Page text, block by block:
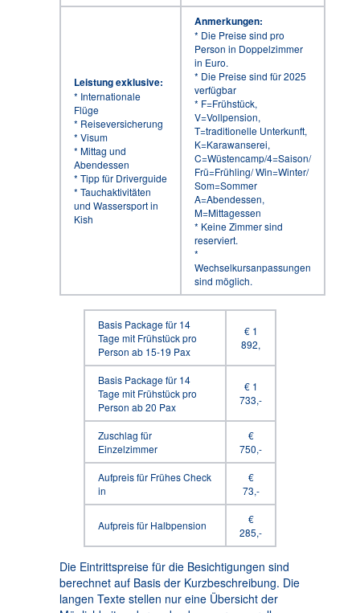
Leistung exklusive:
* Internationale
Flüge
* Reiseversicherung
* Visum
* Mittag und
Abendessen
* Tipp für Driverguide
* Tauchaktivitäten
und Wassersport in
Kish
Anmerkungen:
* Die Preise sind pro
Person in Doppelzimmer
in Euro.
* Die Preise sind für 2025
verfügbar
* F=Frühstück,
V=Vollpension,
T=traditionelle Unterkunft,
K=Karawanserei,
C=Wüstencamp/4=Saison/
Frü=Frühling/ Win=Winter/
Som=Sommer
A=Abendessen,
M=Mittagessen
* Keine Zimmer sind
reserviert.
*
Wechselkursanpassungen
sind möglich.
Basis Package für 14
Tage mit Frühstück pro
Person ab 15-19 Pax
€ 1
892,
Basis Package für 14
Tage mit Frühstück pro
Person ab 20 Pax
€ 1
733,-
Zuschlag für
Einzelzimmer
€
750,-
Aufpreis für Frühes Check
in
€
73,-
Aufpreis für Halbpension
€
285,-
Die Eintrittspreise für die Besichtigungen sind
berechnet auf Basis der Kurzbeschreibung. Die
langen Texte stellen nur eine Übersicht der